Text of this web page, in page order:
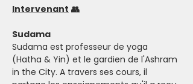
Intervenant 👥
Sudama
Sudama est professeur de yoga
(Hatha & Yin) et le gardien de l'Ashram
in the City. A travers ses cours, il